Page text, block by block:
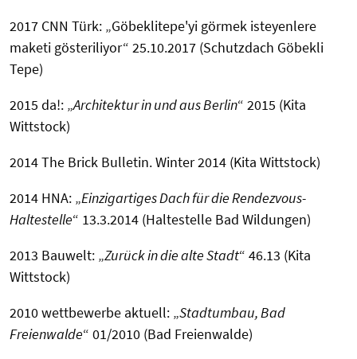
2017 CNN Türk: „Göbeklitepe'yi görmek isteyenlere
maketi gösteriliyor“ 25.10.2017 (Schutzdach Göbekli
Tepe)
2015 da!: „Architektur in und aus Berlin“ 2015 (Kita
Wittstock)
2014 The Brick Bulletin. Winter 2014 (Kita Wittstock)
2014 HNA: „Einzigartiges Dach für die Rendezvous-
Haltestelle“ 13.3.2014 (Haltestelle Bad Wildungen)
2013 Bauwelt: „Zurück in die alte Stadt“ 46.13 (Kita
Wittstock)
2010 wettbewerbe aktuell: „Stadtumbau, Bad
Freienwalde“ 01/2010 (Bad Freienwalde)